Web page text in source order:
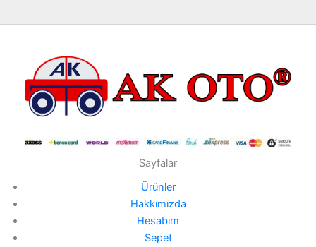
Sayfalar
Ürünler
Hakkımızda
Hesabım
Sepet